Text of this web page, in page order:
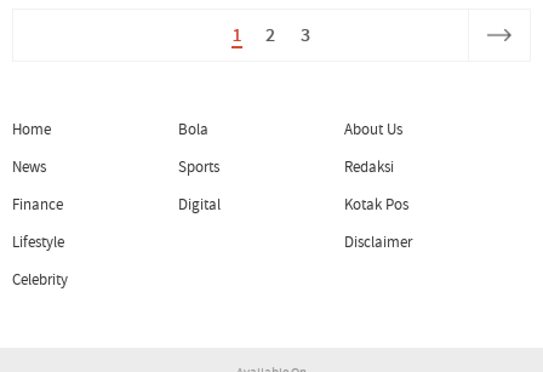
1 2 3
Home
News
Finance
Lifestyle
Celebrity
Bola
Sports
Digital
About Us
Redaksi
Kotak Pos
Disclaimer